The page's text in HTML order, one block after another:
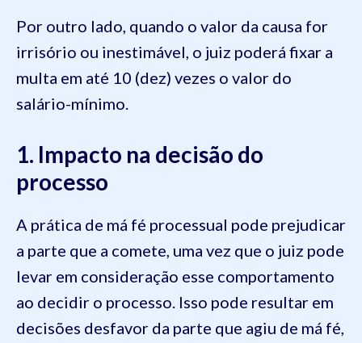
Por outro lado, quando o valor da causa for
irrisório ou inestimável, o juiz poderá fixar a
multa em até 10 (dez) vezes o valor do
salário-mínimo.
1. Impacto na decisão do
processo
A prática de má fé processual pode prejudicar
a parte que a comete, uma vez que o juiz pode
levar em consideração esse comportamento
ao decidir o processo. Isso pode resultar em
decisões desfavor da parte que agiu de má fé,